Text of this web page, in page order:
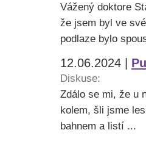
Vážený doktore
že jsem byl ve
podlaze bylo
12.06.2024 |
Diskuse:
Zdálo se mi, že u
kolem, šli jsme
bahnem a listí ...